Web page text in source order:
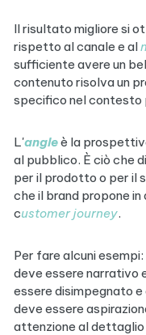
Il risultato migliore si
rispetto al canale e al
sufficiente avere un
contenuto risolva un
specifico nel contesto
L'angleè la
al pubblico. È ciò che
per il prodotto o per il
che il brand propone in
customer journey.
Per fare alcuni esempi:
deve essere narrativo
essere disimpegnato
deve essere
attenzione al